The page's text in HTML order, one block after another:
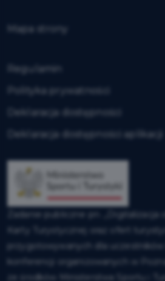
Mapa strony
Regulamin
Polityka prywatności
Deklaracja dostępności
Deklaracja dostępności aplikacji
Zadanie publiczne pn. „Digitalizacja
Karty Turystycznej oraz ofert
przygotowywanych dla uczestników
konferencji organizowanych w
ze środków Ministerstwa Sportu i